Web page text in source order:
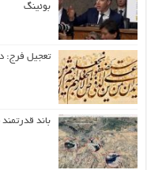
بوئینگ
تعجیل فرج:
باند